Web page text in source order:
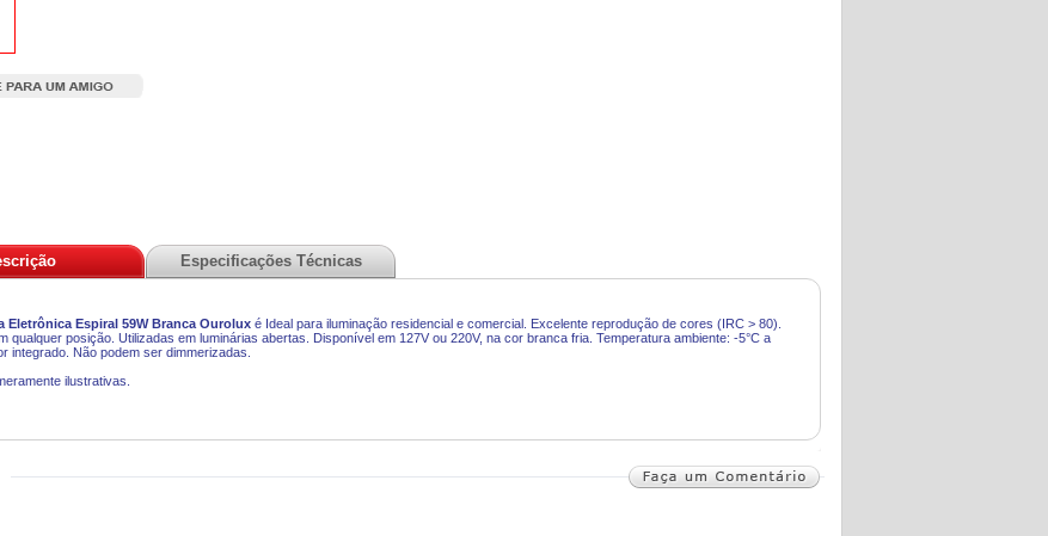
Especificações Técnicas
Eletrônica Espiral 59W Branca Ourolux é Ideal para iluminação residencial e comercial. Excelente reprodução de cores (IRC > 80).
qualquer posição. Utilizadas em luminárias abertas. Disponível em 127V ou 220V, na cor branca fria. Temperatura ambiente: -5°C a
integrado. Não podem ser dimmerizadas.
ilustrativas.